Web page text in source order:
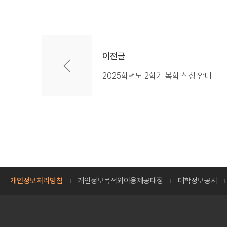
이전글
2025학년도 2학기 복학 신청 안내
개인정보처리방침 개인정보목적외이용제공대장 대학정보공시